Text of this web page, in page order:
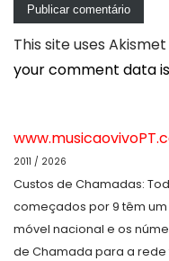
This site uses
your comment data
2011 / 2026
Custos de Chamadas:
começados por 9 têm
móvel nacional e os
de Chamada para a rede